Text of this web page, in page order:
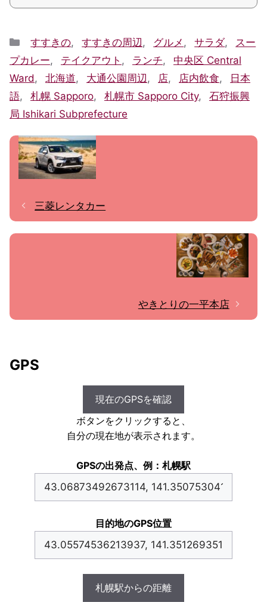
Categories
すすきの, すすきの周辺, グルメ , サラダ,
スー
プカレー, テイクアウト , ランチ,
中央区 Central
Ward, 北海道, 大通公園周辺, 店, 店内飲食,
日本
語, 札幌 Sapporo, 札幌市 Sapporo City,
石狩振興
局 Ishikari Subprefecture
三菱レンタカー
やきとりの一平本店
GPS
現在のGPSを確認
ボタンをクリックすると、
自分の現在地が表示されます。
GPSの出発点、例：札幌駅
目的地のGPS位置
札幌駅からの距離